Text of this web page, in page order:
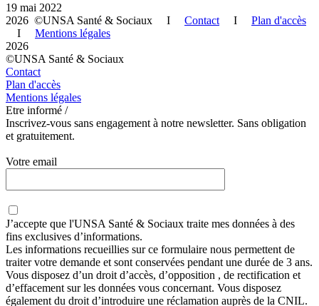
19 mai 2022
2026 ©UNSA Santé & Sociaux I Contact I Plan d'accès
I Mentions légales
2026
©UNSA Santé & Sociaux
Contact
Plan d'accès
Mentions légales
Etre informé /
Inscrivez-vous sans engagement à notre newsletter. Sans obligation
et gratuitement.
Votre email
J’accepte que l'UNSA Santé & Sociaux traite mes données à des
fins exclusives d’informations.
Les informations recueillies sur ce formulaire nous permettent de
traiter votre demande et sont conservées pendant une durée de 3 ans.
Vous disposez d’un droit d’accès, d’opposition , de rectification et
d’effacement sur les données vous concernant. Vous disposez
également du droit d’introduire une réclamation auprès de la CNIL.